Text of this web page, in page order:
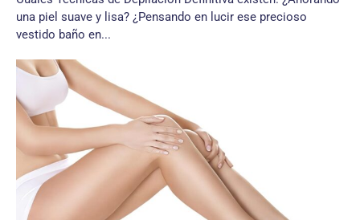
una piel suave y lisa? ¿Pensando en lucir ese precioso
vestido baño en...